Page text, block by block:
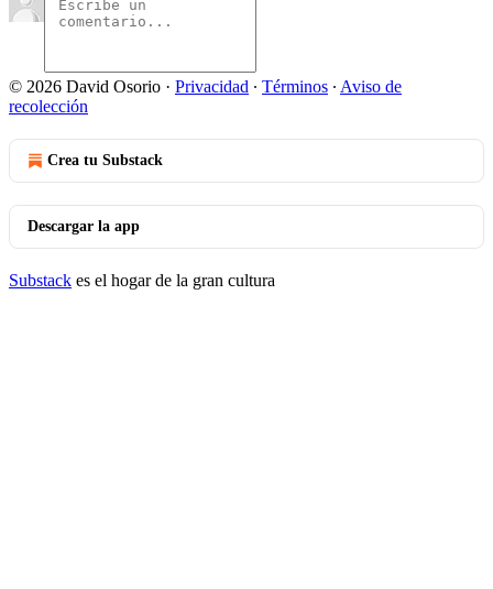
© 2026 David Osorio · Privacidad ∙ Términos ∙ Aviso de
recolección
Crea tu Substack
Descargar la app
Substack es el hogar de la gran cultura